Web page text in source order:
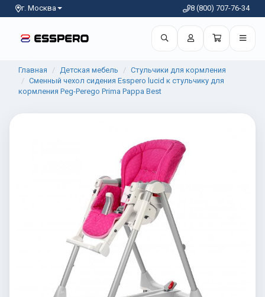
г. Москва 8 (800) 707-76-34
Главная Детская мебель
Стульчики для кормления
Сменный чехол сидения Esspero lucid к стульчику для
кормления Peg-Perego Prima Pappa Best